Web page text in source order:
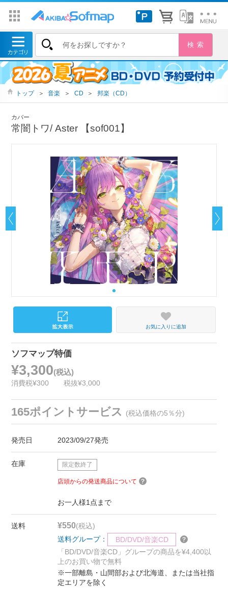
トップ ＞ 音楽 ＞ CD ＞ 邦楽（CD）
カバー
常闇トワ/ Aster 【sof001】
お気に入りに追加
ソフマップ特価
¥3,300(税込)
消費税¥300 税抜¥3,000
165ポイントサービス (税込価格の5％分)
発売日 2023/09/27発売
在庫 限定数終了
店頭からの発送商品について
お一人様1点まで
送料 ¥550(税込)
送料グループ：
BD/DVD/音楽CD
「BD/DVD/音楽CD」グループの商品を¥4,400以
上のお買い物で無料
※一部離島・山間部および北海道、または当社指
定エリアを除く